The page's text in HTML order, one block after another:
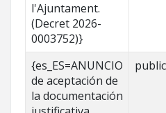
l'Ajuntament.
(Decret 2026-
0003752)}
{es_ES=ANUNCIO
de aceptación de
la documentación